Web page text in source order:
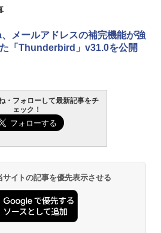
AIパスポート公式テキスト 第４版
ザイン入門講座［第2版］
いちばんやさしい 教科書:
ニュアル AI副業にもコンテンツ作成
Kindle出版にも！ 非エンジニアのた
AIコーディング入門シリーズ
Kindle - 目に優しい、かさばら
ッテリー、6インチディスプレイ電子
リーダー、マッチャ、16GB、広告な
Paperwhite シグニチャーエディ
ン (32GB) 7インチディスプレイ、明
自動調整、色調調節ライト、12週間
ック
Kindle Paperwhite (16GB) 7イ
ディスプレイ、色調調節ライト、12
持続バッテリー、広告なし、ブラッ
メールアドレスの補完機能が強
「Thunderbird」v31.0を公開
・フォローして最新記事をチ
ェック！
イトの記事を優先表示させる